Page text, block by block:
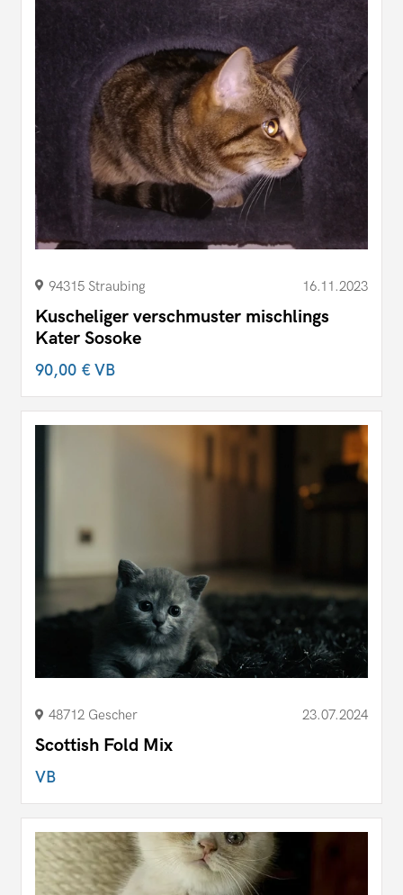
94315 Straubing 16.11.2023
Kuscheliger verschmuster mischlings
Kater Sosoke
90,00 €VB
48712 Gescher 23.07.2024
Scottish Fold Mix
VB